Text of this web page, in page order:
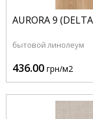
AURORA 9
бытовой линолеум
436.00 грн/м2